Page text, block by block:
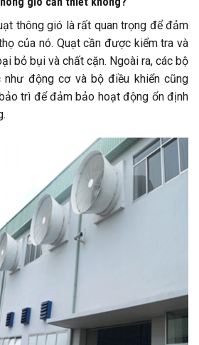
thông gió là rất quan trọng để đảm
của nó. Quạt cần được kiểm tra và
bỏ bụi và chất cặn. Ngoài ra, các bộ
như động cơ và bộ điều khiển cũng
trì để đảm bảo hoạt động ổn định